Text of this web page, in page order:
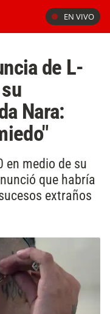
EN VIVO
de L-
Nara:
en medio de su
que habría
extraños